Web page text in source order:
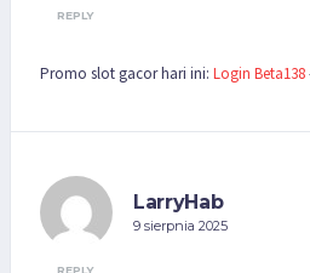
REPLY
Promo slot gacor hari ini: Login Beta138
LarryHab
9 sierpnia 2025
REPLY